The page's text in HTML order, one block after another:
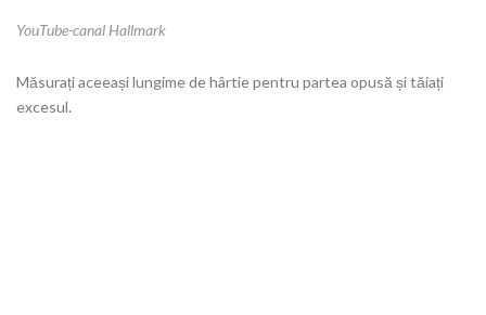
YouTube-canal Hallmark
Măsurați aceeași lungime de hârtie pentru partea opusă și tăiați
excesul.